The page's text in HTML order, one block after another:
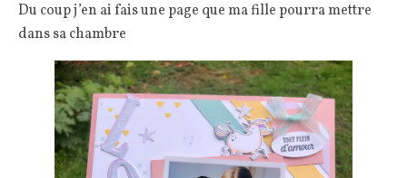
Du coup j’en ai fais une page que ma fille pourra mettre
dans sa chambre